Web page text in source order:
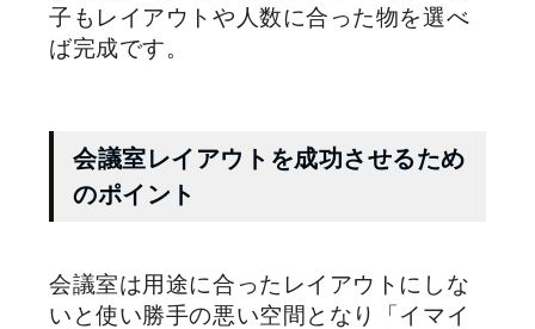
子もレイアウトや人数に合った物を選べ
ば完成です。
会議室レイアウトを成功させるため
のポイント
会議室は用途に合ったレイアウトにしな
いと使い勝手の悪い空間となり「イマイ